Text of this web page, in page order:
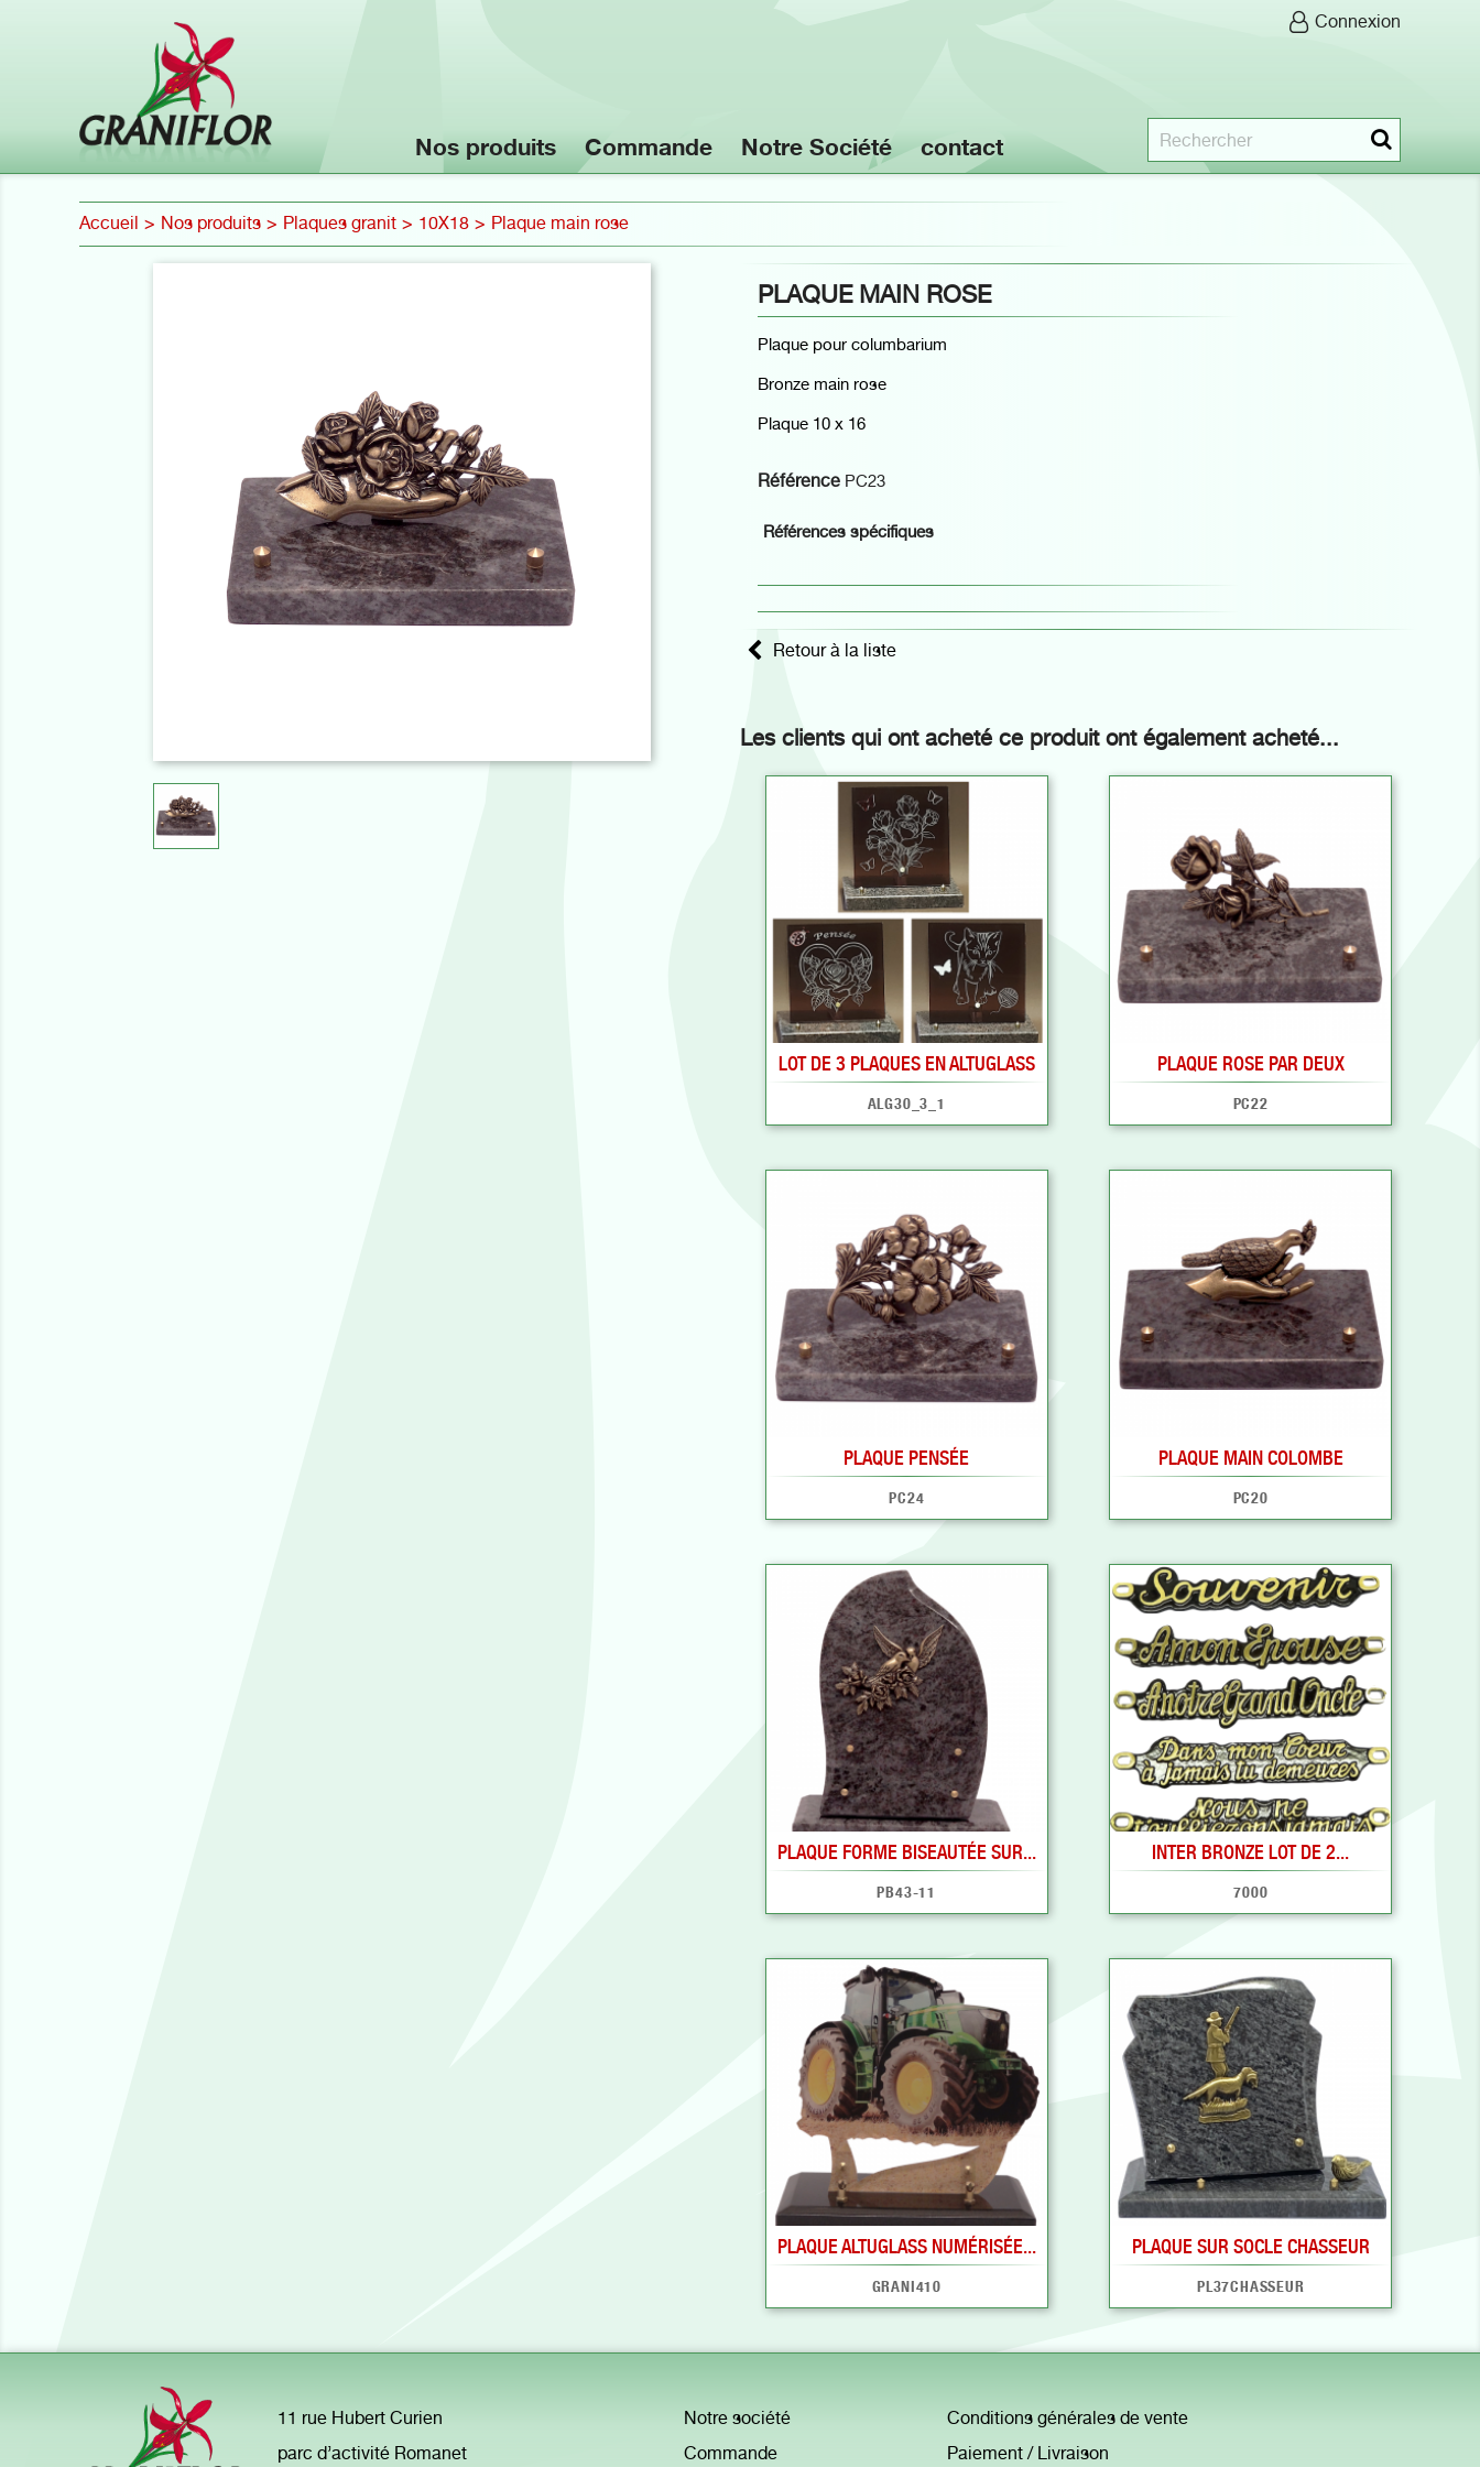
Connexion
Nos produits Commande Notre Société contact
Accueil Nos produits Plaques granit 10X18 Plaque main rose
PLAQUE MAIN ROSE
Plaque pour columbarium
Bronze main rose
Plaque 10 x 16
Référence PC23
Références spécifiques
Retour à la liste
Les clients qui ont acheté ce produit ont également acheté...
LOT DE 3 PLAQUES EN ALTUGLASS
ALG30_3_1
PLAQUE ROSE PAR DEUX
PC22
PLAQUE PENSÉE
PC24
PLAQUE MAIN COLOMBE
PC20
PLAQUE FORME BISEAUTÉE SUR...
PB43-11
INTER BRONZE LOT DE 2...
7000
PLAQUE ALTUGLASS NUMÉRISÉE...
GRANI410
PLAQUE SUR SOCLE CHASSEUR
PL37CHASSEUR
11 rue Hubert Curien
parc d’activité Romanet
Notre société
Commande
Conditions générales de vente
Paiement / Livraison